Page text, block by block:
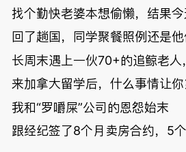
找个勤快老婆本想偷懒，结果
回了趟国，同学聚餐照例还是
长周末遇上一伙70+的追鲸老人
来加拿大留学后，什么事情让你
我和“罗嚼屎”公司的恩怨始末
跟经纪签了8个月卖房合约，5